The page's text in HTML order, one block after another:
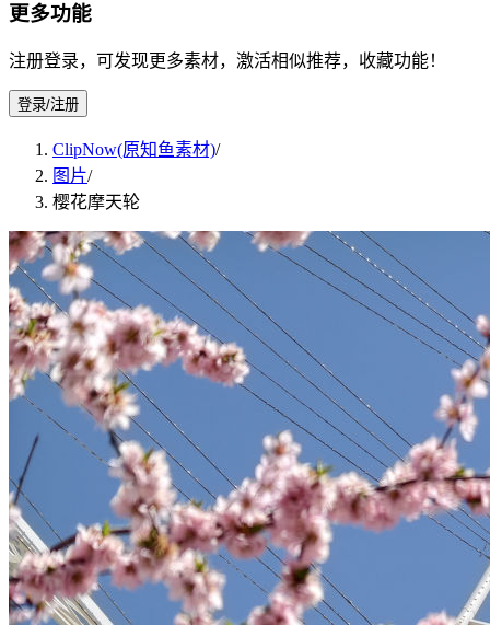
更多功能
注册登录，可发现更多素材，激活相似推荐，收藏功能！
登录/注册
ClipNow(原知鱼素材)/
图片/
樱花摩天轮